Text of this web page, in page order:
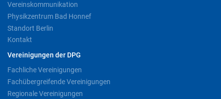
Vereinskommunikation
Physikzentrum Bad Honnef
Standort Berlin
Kontakt
Vereinigungen der DPG
Fachliche Vereinigungen
Fachübergreifende Vereinigungen
Regionale Vereinigungen